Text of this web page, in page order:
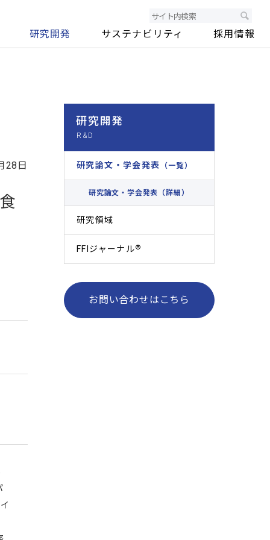
研究開発 サステナビリティ 採用情報
28日
研究開発
研究論文・学会発表 （一覧）
研究論文・学会発表（詳細）
研究領域
FFIジャーナル®
お問い合わせはこちら